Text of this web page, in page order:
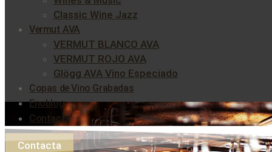
Classic Wine Jazz
Vermut AVA
VERMUT BLANCO AVA
VERMUT ROJO AVA
Glögg AVA Vino Especiado
Copas de Vino Grabadas
Enoblog
Contacta
Contacta